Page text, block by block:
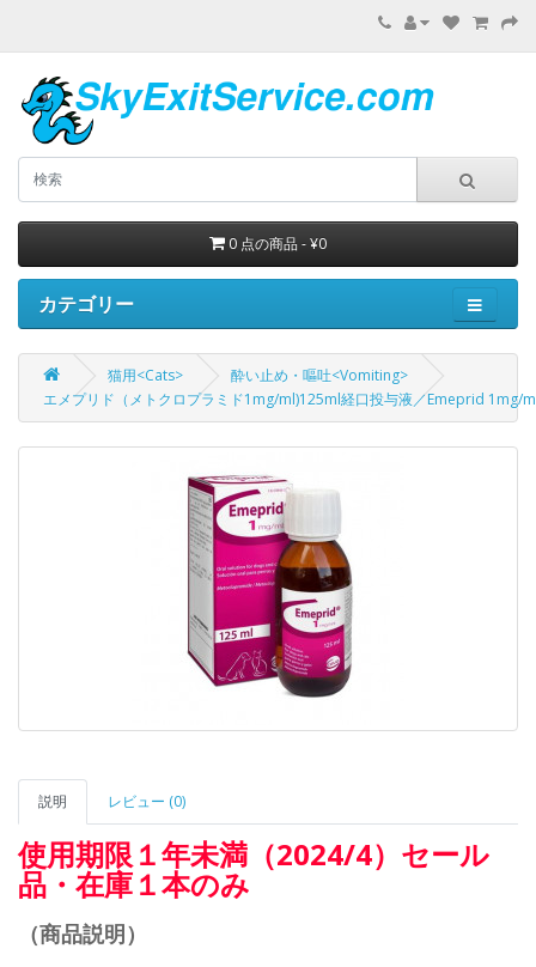
0 点の商品 - ¥0
カテゴリー
猫用<Cats>
酔い止め・嘔吐<Vomiting>
エメプリド（メトクロプラミド1mg/ml)125ml経口投与液／Emeprid
説明 レビュー (0)
使用期限１年未満（2024/4）セール
品・在庫１本のみ
（商品説明）